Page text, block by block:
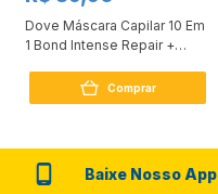
Dove Máscara Capilar 10 Em
1 Bond Intense Repair +
Comprar
Baixe Nosso App